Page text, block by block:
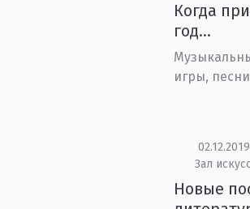
Когда
год…
игры, песни
Зал
Новые